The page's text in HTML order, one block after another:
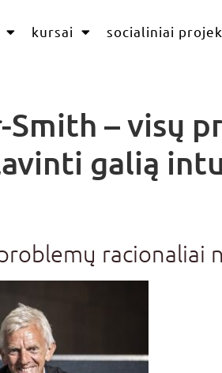
kursai socialiniai
Smith – visų
galią
racionaliai